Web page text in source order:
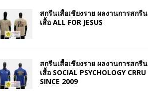
สกรีนเสื้อเชียงราย ผลงานการสกรีน
เสื้อ ALL FOR JESUS
สกรีนเสื้อเชียงราย ผลงานการสกรีน
เสื้อ SOCIAL PSYCHOLOGY CRRU
SINCE 2009